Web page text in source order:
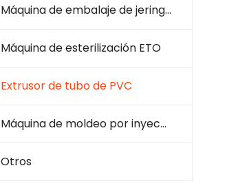
Máquina de embalaje de jeringa e infusión
Máquina de esterilización ETO
Extrusor de tubo de PVC
Máquina de moldeo por inyección de plástico
Otros